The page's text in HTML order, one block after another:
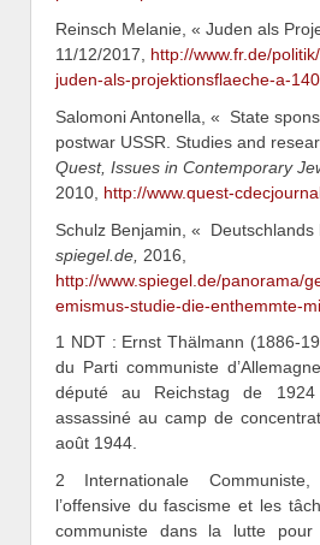
Reinsch Melanie, « Juden als
11/12/2017, http://www.fr.de/
juden-als-projektionsflaeche-a-
Salomoni Antonella, « State
postwar USSR. Studies and
Quest, Issues in Contemporary
2010, http://www.quest-
Schulz Benjamin, « Deutschlands
spiegel.de, 2016,
http://www.spiegel.de/panorama/
emismus-studie-die-enthemmte-
1 NDT : Ernst Thälmann (1886-
du Parti communiste
député au Reichstag de
assassiné au camp de
août 1944.
2 Internationale
l’offensive du fascisme et les
communiste dans la lutte pour